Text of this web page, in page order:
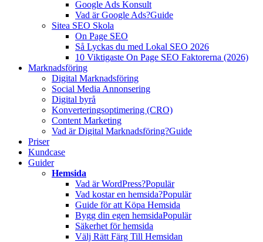
Google Ads Konsult
Vad är Google Ads?Guide
Sitea SEO Skola
On Page SEO
Så Lyckas du med Lokal SEO 2026
10 Viktigaste On Page SEO Faktorerna (2026)
Marknadsföring
Digital Marknadsföring
Social Media Annonsering
Digital byrå
Konverteringsoptimering (CRO)
Content Marketing
Vad är Digital Marknadsföring?Guide
Priser
Kundcase
Guider
Hemsida
Vad är WordPress?Populär
Vad kostar en hemsida?Populär
Guide för att Köpa Hemsida
Bygg din egen hemsidaPopulär
Säkerhet för hemsida
Välj Rätt Färg Till Hemsidan